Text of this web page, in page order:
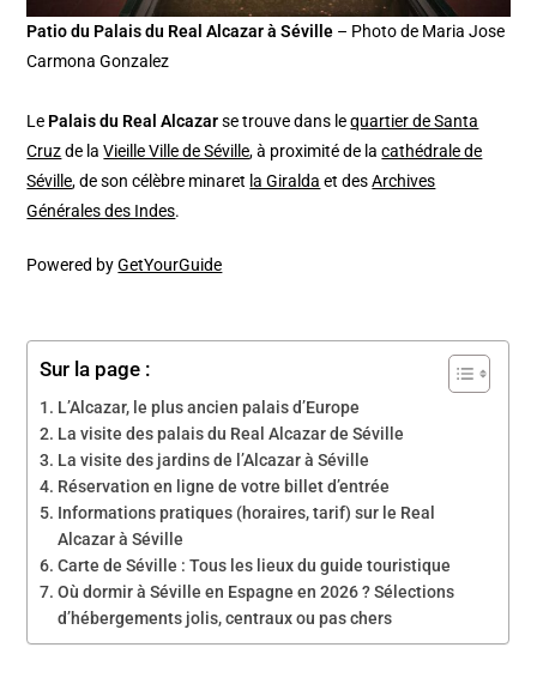
Patio du Palais du Real Alcazar à Séville – Photo de Maria Jose
Carmona Gonzalez
Le Palais du Real Alcazarse trouve dans lequartier de Santa
Cruzde laVieille Ville de Séville, à proximité de lacathédrale de
Séville, de son célèbre minaret la Giralda et desArchives
Générales des Indes.
Powered byGetYourGuide
Sur la page :
L’Alcazar, le plus ancien palais d’Europe
La visite des palais du Real Alcazar de Séville
La visite des jardins de l’Alcazar à Séville
Réservation en ligne de votre billet d’entrée
Informations pratiques (horaires, tarif) sur le Real
Alcazar à Séville
Carte de Séville : Tous les lieux du guide touristique
Où dormir à Séville en Espagne en 2026 ? Sélections
d’hébergements jolis, centraux ou pas chers